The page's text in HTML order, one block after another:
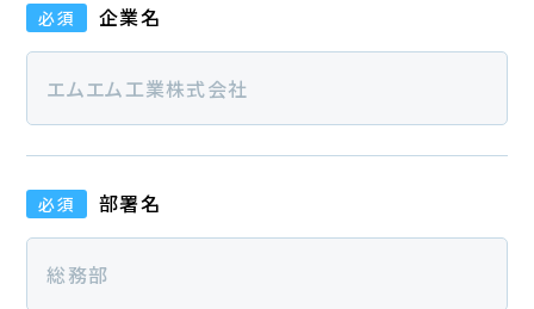
必須 企業名
必須 部署名